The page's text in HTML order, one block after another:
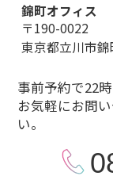
錦町オフィス
〒190-0022
東京都立川市
事前予約で22
お気軽にお問
い。